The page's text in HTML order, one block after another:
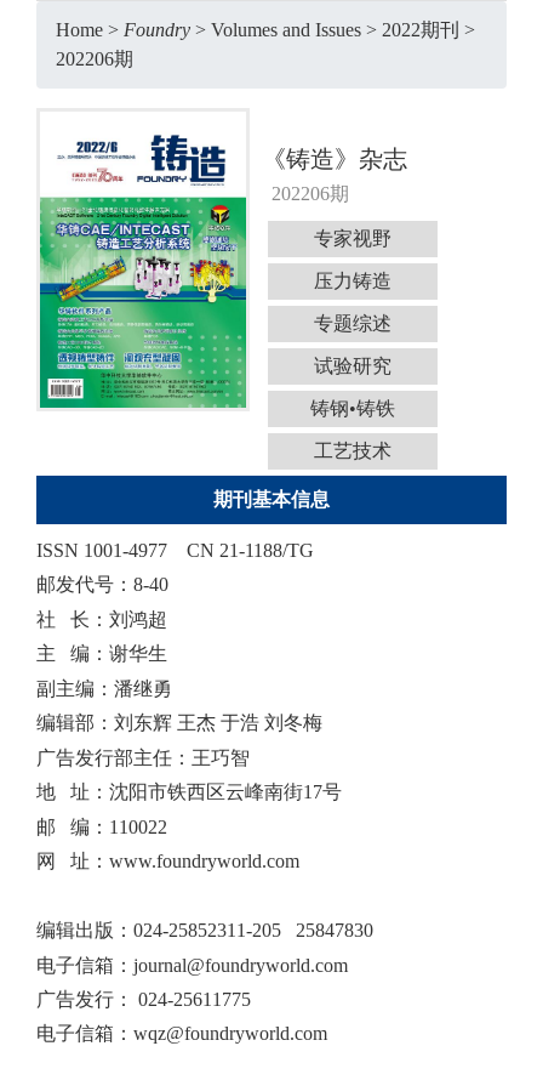
Home > Foundry > Volumes and Issues > 2022期刊 >
202206期
《铸造》杂志
202206期
专家视野
压力铸造
专题综述
试验研究
铸钢•铸铁
工艺技术
期刊基本信息
ISSN 1001-4977 CN 21-1188/TG
邮发代号：8-40
社 长：刘鸿超
主 编：谢华生
副主编：潘继勇
编辑部：刘东辉 王杰 于浩 刘冬梅
广告发行部主任：王巧智
地 址：沈阳市铁西区云峰南街17号
邮 编：110022
网 址：www.foundryworld.com
编辑出版 ： 024-25852311-205 25847830
电子信箱： journal@foundryworld.com
广告发行：
024-25611775
电子信箱： wqz@foundryworld.com